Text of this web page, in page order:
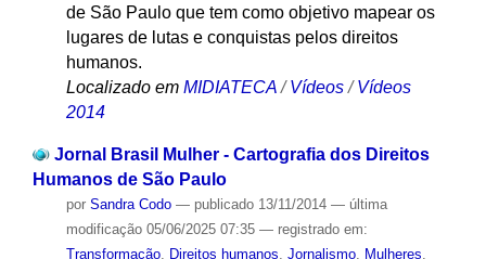
de São Paulo que tem como objetivo mapear os
lugares de lutas e conquistas pelos direitos
humanos.
Localizado em MIDIATECA /Vídeos /Vídeos
2014
Jornal Brasil Mulher - Cartografia dos Direitos
Humanos de São Paulo
por Sandra Codo — publicado13/11/2014 — última
modificação05/06/2025 07:35 — registrado em:
Transformação, Direitos humanos Jornalismo, Mulheres